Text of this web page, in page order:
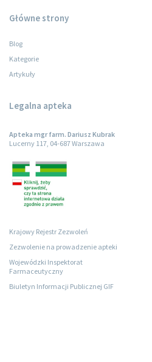
Główne strony
Blog
Kategorie
Artykuły
Legalna apteka
Apteka mgr farm. Dariusz Kubrak
Lucerny 117, 04-687 Warszawa
Krajowy Rejestr Zezwoleń
Zezwolenie na prowadzenie apteki
Wojewódzki Inspektorat
Farmaceutyczny
Biuletyn Informacji Publicznej GIF